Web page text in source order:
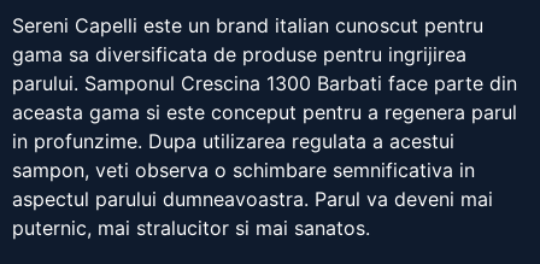
Sereni Capelli este un brand italian cunoscut pentru
gama sa diversificata de produse pentru ingrijirea
parului. Samponul Crescina 1300 Barbati face parte din
aceasta gama si este conceput pentru a regenera parul
in profunzime. Dupa utilizarea regulata a acestui
sampon, veti observa o schimbare semnificativa in
aspectul parului dumneavoastra. Parul va deveni mai
puternic, mai stralucitor si mai sanatos.